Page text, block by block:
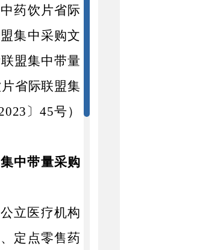
药饮片省际
集中采购文
盟集中带量
省际联盟集
〕45号）
中带量采购
立医疗机构
定点零售药